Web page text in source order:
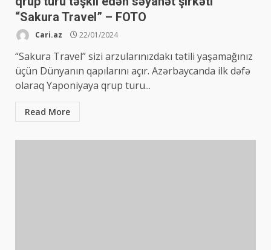
“Sakura Travel” – FOTO
Cari.az 22/01/2024
“Sakura Travel” sizi arzularınızdakı tətili yaşamağınız
üçün Dünyanın qapılarını açır. Azərbaycanda ilk dəfə
olaraq Yaponiyaya qrup turu...
Read More